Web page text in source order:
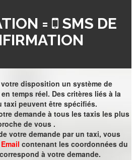
=
SMS DE
votre disposition un système de
temps réel. Des critères liés à la
taxi peuvent être spécifiés.
demande à tous les taxis les plus
de vous .
votre demande par un taxi, vous
Email contenant les coordonnées du
à votre demande.